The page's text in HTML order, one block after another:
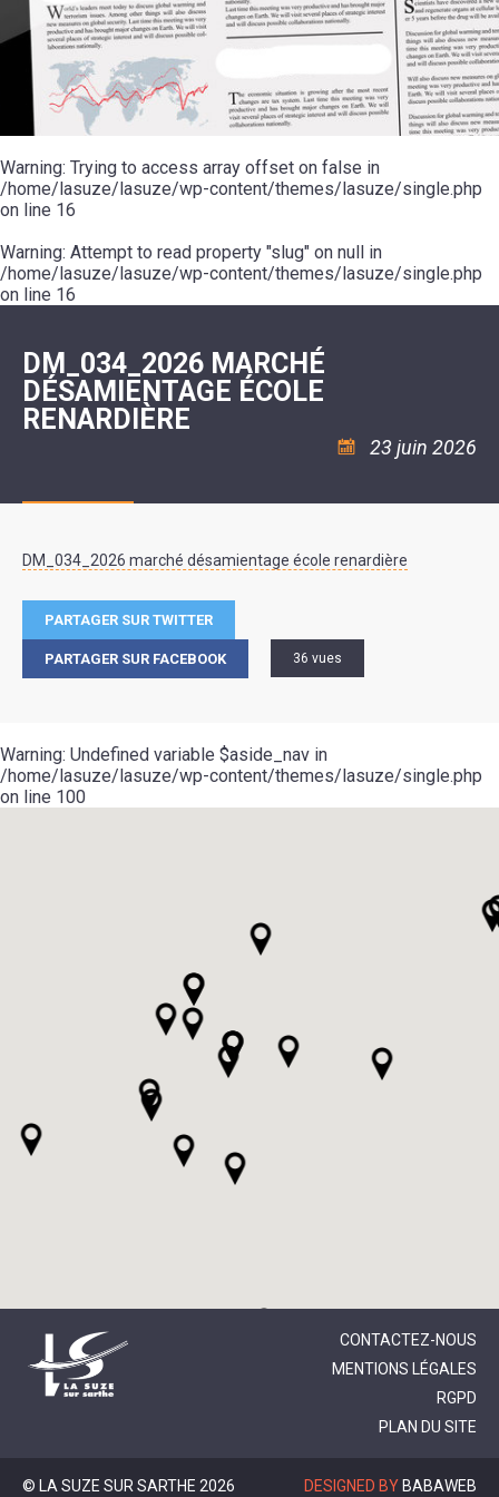
20ÈME
SIÈCLE
RÉUNIONS
DU
CONSEIL
MUNICIPAL
ARRÊTÉS
DÉCISIONS
MAIRE
MOT
DE
LA
MINORITÉ
LES
ÉCOLES
COLLÈGE
ESPACE
JEUNES
11
18
:
ASSOCIATION
COULÉE
DOUCE
ENVIRONNEMENT
L'EAU
L'ASSAINISSEMENT
RÉSIDENCE
AUTONOMIE
LE
CCAS
LA
POLICE
SÉCURITÉ
/
RISQUES
MAJEURS
MUSIQUE
L'ÉCOLE
COMMUNAUTAIRE
DANSE
PISCINE
ASSOCIATIONS
VOIE
VERTE
VISITES
DÉCOUVERTES
LES
RANDONNÉES
LE
POUR
CAMPING-
CARS
TENTES
CARAVANES
LA
HALTE
FLUVIALE
LA
SUZE
Warning: Trying to access array offset on false in
/home/lasuze/lasuze/wp-content/themes/lasuze/single.php
on line 16
Warning: Attempt to read property "slug" on null in
/home/lasuze/lasuze/wp-content/themes/lasuze/single.php
on line 16
DM_034_2026 MARCHÉ
DÉSAMIENTAGE ÉCOLE
RENARDIÈRE
23 juin 2026
DM_034_2026 marché désamientage école renardière
PARTAGER SUR TWITTER
PARTAGER SUR FACEBOOK 36 vues
Warning: Undefined variable $aside_nav in
/home/lasuze/lasuze/wp-content/themes/lasuze/single.php
on line 100
CONTACTEZ-NOUS
MENTIONS LÉGALES
RGPD
PLAN DU SITE
© LA SUZE SUR SARTHE 2026 DESIGNED BY BABAWEB